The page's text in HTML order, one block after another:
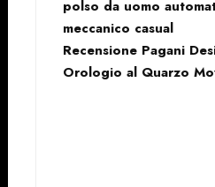
polso da uomo
meccanico casual
Recensione Pagani
Orologio al Quarzo